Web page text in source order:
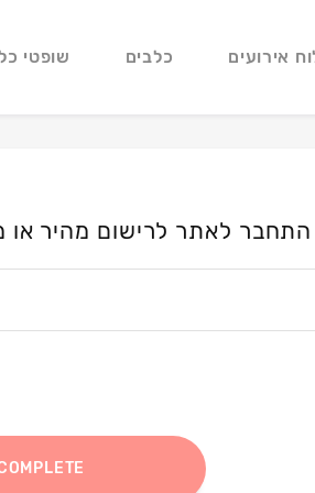
אירועים כלבים שופטי
התחבר לאתר לרישום מהיר